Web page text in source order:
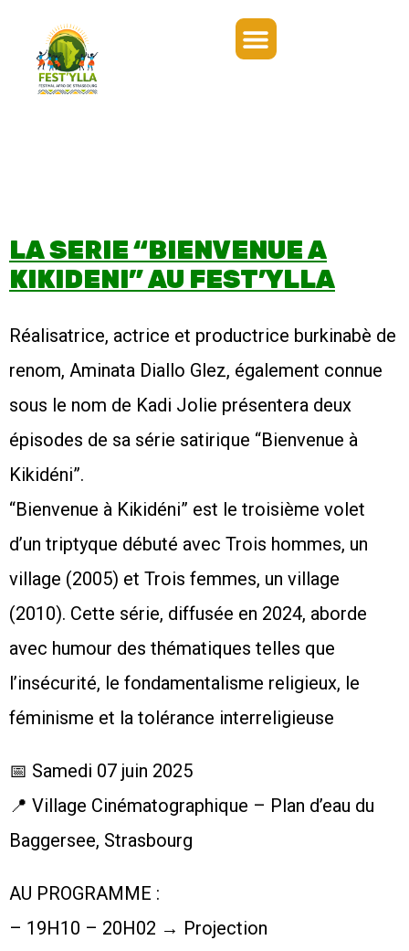
LA SERIE “BIENVENUE A
KIKIDENI” AU FEST’YLLA
Réalisatrice, actrice et productrice burkinabè de
renom, Aminata Diallo Glez, également connue
sous le nom de Kadi Jolie présentera deux
épisodes de sa série satirique “Bienvenue à
Kikidéni”.
“Bienvenue à Kikidéni” est le troisième volet
d’un triptyque débuté avec Trois hommes, un
village (2005) et Trois femmes, un village
(2010). Cette série, diffusée en 2024, aborde
avec humour des thématiques telles que
l’insécurité, le fondamentalisme religieux, le
féminisme et la tolérance interreligieuse
📅 Samedi 07 juin 2025
📍 Village Cinématographique – Plan d’eau du
Baggersee, Strasbourg
AU PROGRAMME :
– 19H10 – 20H02 → Projection